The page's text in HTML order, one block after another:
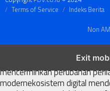
Terms of Service
Indeks Berita
Non
Exit
yang terus berkembang
mencerminkan perubahan
modernekosistem digital